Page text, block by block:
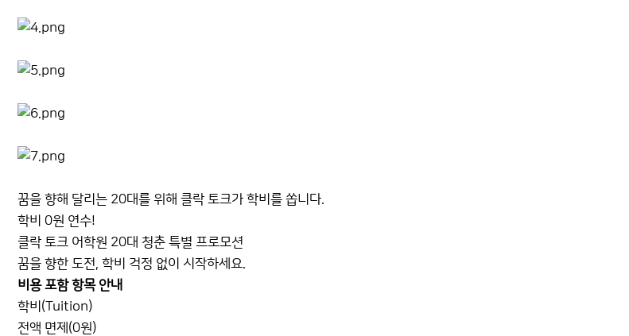
꿈을 향해 달리는 20대를 위해 클락 토크가 학비를 쏩니다.
학비 0원 연수!
클락 토크 어학원 20대 청춘 특별 프로모션
꿈을 향한 도전, 학비 걱정 없이 시작하세요.
비용 포함 항목 안내
학비(Tuition)
전액 면제(0원)